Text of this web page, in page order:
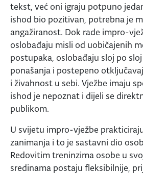
tekst, već oni igraju potpuno
ishod bio pozitivan, potrebna je
angažiranost. Dok rade impro-
oslobađaju misli od uobičajenih
postupaka, oslobađaju sloj po
ponašanja i postepeno
i živahnost u sebi. Vježbe imaju
ishod je nepoznat i dijeli se
publikom.
U svijetu impro-vježbe
zanimanja i to je sastavni dio
Redovitim treninzima osobe u
sredinama postaju fleksibilnije,